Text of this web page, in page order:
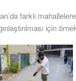
farklı
için